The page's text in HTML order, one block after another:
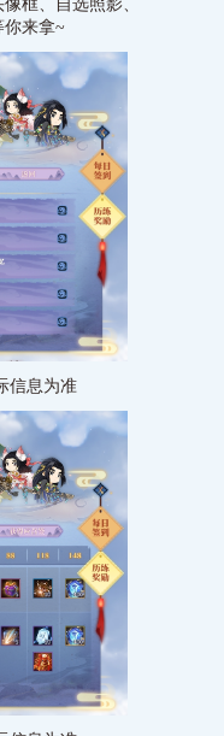
来拿~
信息为准